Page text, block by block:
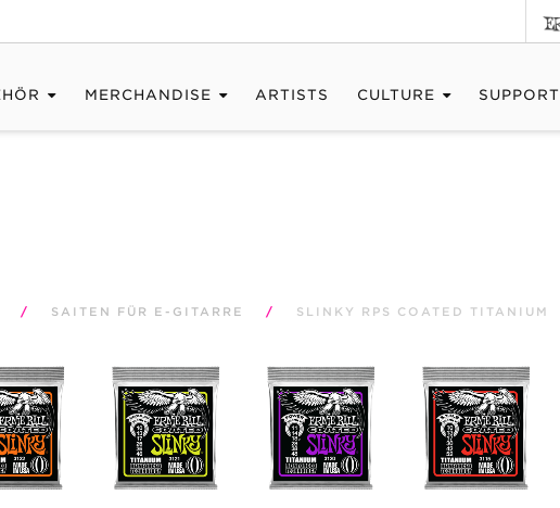
MERCHANDISE ARTISTS CULTURE SUPPORT
/ SAITEN FÜR E-GITARRE / SLINKY RPS COATED TITANIUM